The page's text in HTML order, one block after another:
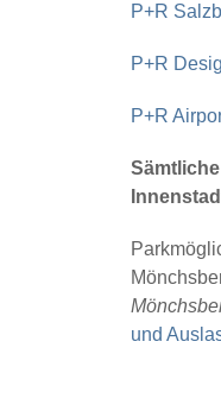
P+R
P+R
P+R
und